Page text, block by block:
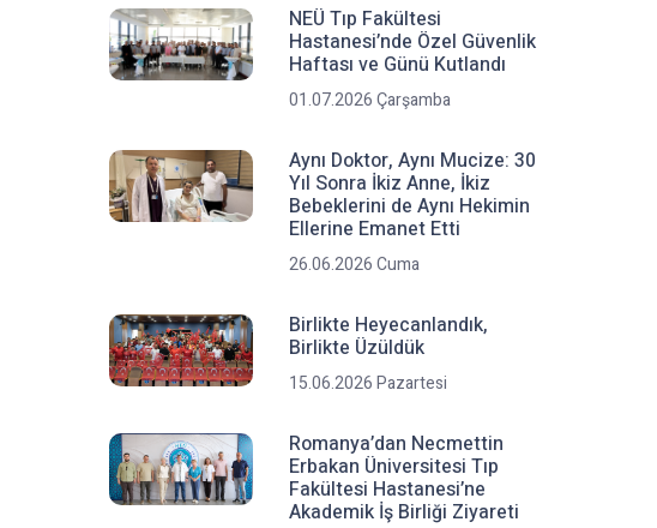
NEÜ Tıp Fakültesi
Hastanesi’nde Özel Güvenlik
Haftası ve Günü Kutlandı
01.07.2026 Çarşamba
Aynı Doktor, Aynı Mucize: 30
Yıl Sonra İkiz Anne, İkiz
Bebeklerini de Aynı Hekimin
Ellerine Emanet Etti
26.06.2026 Cuma
Birlikte Heyecanlandık,
Birlikte Üzüldük
15.06.2026 Pazartesi
Romanya’dan Necmettin
Erbakan Üniversitesi Tıp
Fakültesi Hastanesi’ne
Akademik İş Birliği Ziyareti